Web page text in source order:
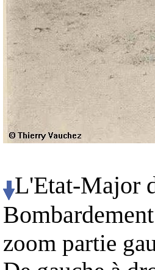
L'Etat-Major
Bombardement
zoom partie